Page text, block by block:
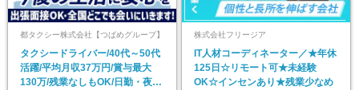
都タクシー株式会社【つばめグループ】
タクシードライバー/40代～50代
活躍/平均月収37万円/賞与最大
130万/残業なしもOK/日勤・夜勤
株式会社フリージア
IT人材コーディネーター／★年休
125日☆リモート可★未経験
OK☆インセンあり★残業少なめ